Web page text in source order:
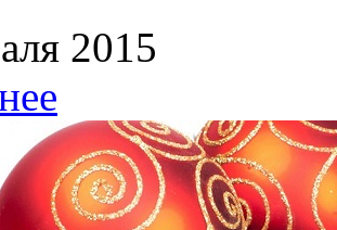
2015